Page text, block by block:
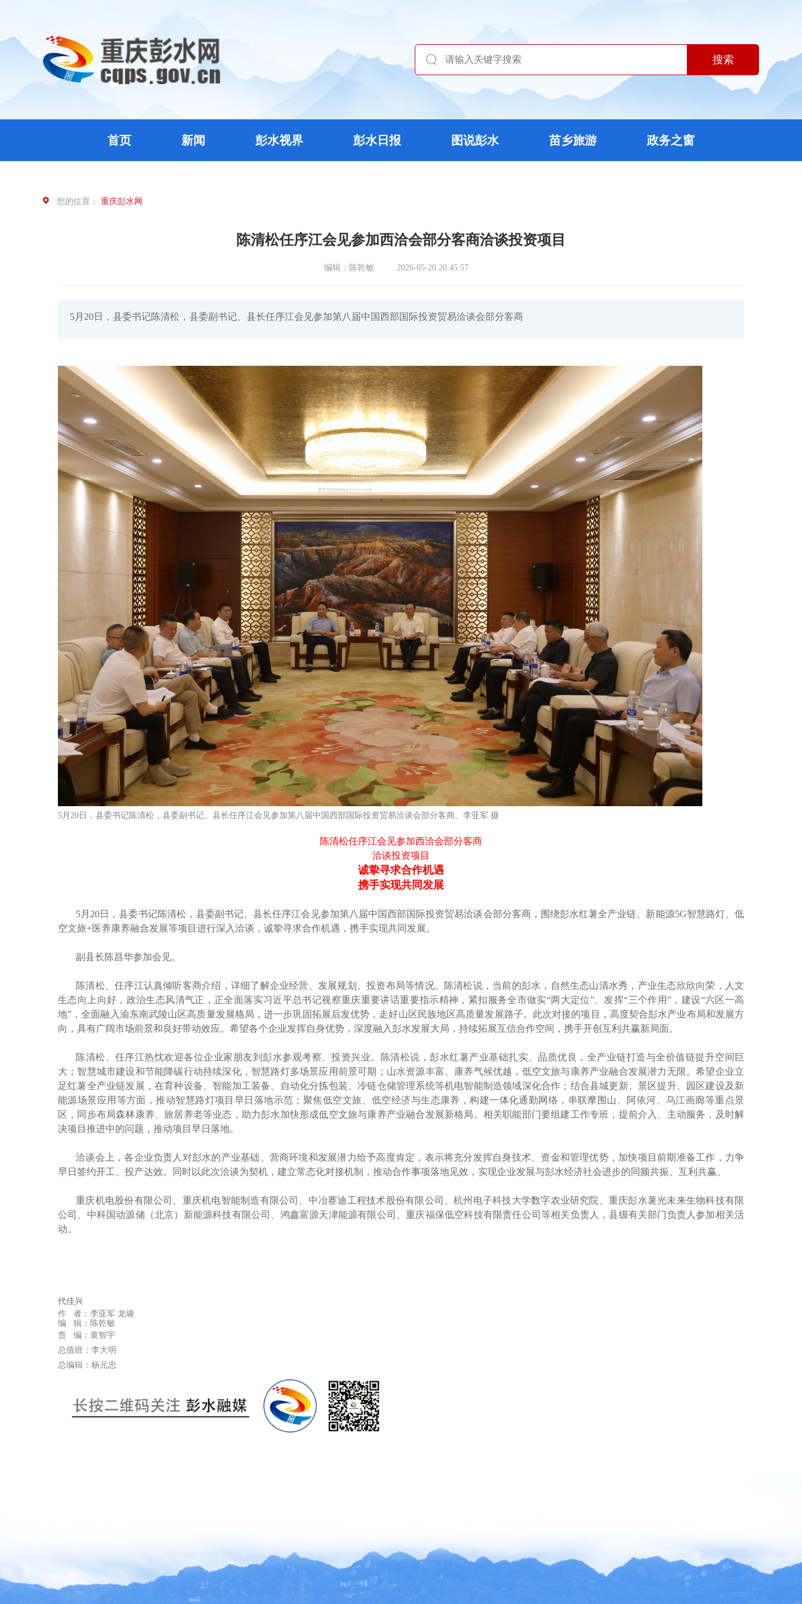
搜索
首页 新闻 彭水视界 彭水日报 图说彭水 苗乡旅游 政务之窗
您的位置： 重庆彭水网
陈清松任序江会见参加西洽会部分客商洽谈投资项目
编辑： 陈乾敏 2026-05-20 20:45:57
5月20日，县委书记陈清松，县委副书记、县长任序江会见参加第八届中国西部国际投资贸易洽谈会部分客商
5月20日，县委书记陈清松，县委副书记、县长任序江会见参加第八届中国西部国际投资贸易洽谈会部分客商。李亚军 摄
陈清松任序江会见参加西洽会部分客商
洽谈投资项目
诚挚寻求合作机遇
携手实现共同发展
5月20日，县委书记陈清松，县委副书记、县长任序江会见参加第八届中国西部国际投资贸易洽谈会部分客商，围绕彭水红薯全产业链、新能源5G智慧路灯、低
空文旅+医养康养融合发展等项目进行深入洽谈，诚挚寻求合作机遇，携手实现共同发展。
副县长陈昌华参加会见。
陈清松、任序江认真倾听客商介绍，详细了解企业经营、发展规划、投资布局等情况。陈清松说，当前的彭水，自然生态山清水秀，产业生态欣欣向荣，人文
生态向上向好，政治生态风清气正，正全面落实习近平总书记视察重庆重要讲话重要指示精神，紧扣服务全市做实“两大定位”、发挥“三个作用”，建设“六区一高
地”，全面融入渝东南武陵山区高质量发展格局，进一步巩固拓展后发优势，走好山区民族地区高质量发展路子。此次对接的项目，高度契合彭水产业布局和发展方
向，具有广阔市场前景和良好带动效应。希望各个企业发挥自身优势，深度融入彭水发展大局，持续拓展互信合作空间，携手开创互利共赢新局面。
陈清松、任序江热忱欢迎各位企业家朋友到彭水参观考察、投资兴业。陈清松说，彭水红薯产业基础扎实、品质优良，全产业链打造与全价值链提升空间巨
大；智慧城市建设和节能降碳行动持续深化，智慧路灯多场景应用前景可期；山水资源丰富、康养气候优越，低空文旅与康养产业融合发展潜力无限。希望企业立
足红薯全产业链发展，在育种设备、智能加工装备、自动化分拣包装、冷链仓储管理系统等机电智能制造领域深化合作；结合县城更新、景区提升、园区建设及新
能源场景应用等方面，推动智慧路灯项目早日落地示范；聚焦低空文旅、低空经济与生态康养，构建一体化通勤网络，串联摩围山、阿依河、乌江画廊等重点景
区，同步布局森林康养、旅居养老等业态，助力彭水加快形成低空文旅与康养产业融合发展新格局。相关职能部门要组建工作专班，提前介入、主动服务，及时解
决项目推进中的问题，推动项目早日落地。
洽谈会上，各企业负责人对彭水的产业基础、营商环境和发展潜力给予高度肯定，表示将充分发挥自身技术、资金和管理优势，加快项目前期准备工作，力争
早日签约开工、投产达效。同时以此次洽谈为契机，建立常态化对接机制，推动合作事项落地见效，实现企业发展与彭水经济社会进步的同频共振、互利共赢。
重庆机电股份有限公司、重庆机电智能制造有限公司、中冶赛迪工程技术股份有限公司、杭州电子科技大学数字农业研究院、重庆彭水薯光未来生物科技有限
公司、中科国动源储（北京）新能源科技有限公司、鸿鑫富源天津能源有限公司、重庆福保低空科技有限责任公司等相关负责人，县级有关部门负责人参加相关活
动。
代佳兴
作 者： 李亚军 龙璐
编 辑：陈乾敏
责 编：黄智宇
总值班：李大明
总编辑：杨元忠